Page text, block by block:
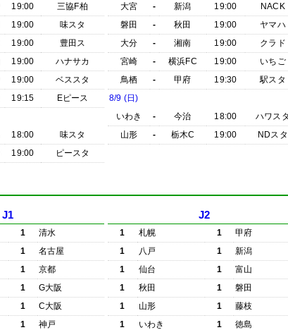
19:00
三協F柏
19:00
味スタ
19:00
豊田ス
19:00
ハナサカ
19:00
ベススタ
19:15
Eピース
18:00
味スタ
19:00 ピースタ
大宮
- 新潟 19:00
NACK
磐田
- 秋田 19:00
ヤマハ
大分
- 湘南 19:00
クラド
宮崎
- 横浜FC 19:00
いちご
鳥栖
- 甲府 19:30
駅スタ
8/9 (日)
いわき
- 今治 18:00
ハワスタ
山形
- 栃木C 19:00 NDスタ
J1
1
清水
1
名古屋
1
京都
1
G大阪
1
C大阪
1
神戸
J2
1 札幌 1
甲府
1
八戸 1
新潟
1
仙台 1
富山
1
秋田 1
磐田
1
山形 1
藤枝
1
いわき 1
徳島